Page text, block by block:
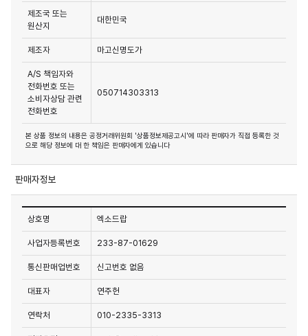
제조국 또는
원산지
대한민국
제조자 마고신명도가
A/S 책임자와
전화번호 또는
소비자상담 관련
전화번호
050714303313
본 상품 정보의 내용은 공정거래위원회 '상품정보제공고시'에 따라 판매자가 직접 등록한 것
으로 해당 정보에 대 한 책임은 판매자에게 있습니다
판매자정보
상호명 엑소드랍
사업자등록번호 233-87-01629
통신판매업번호 신고번호 없음
대표자 연주헌
연락처 010-2335-3313